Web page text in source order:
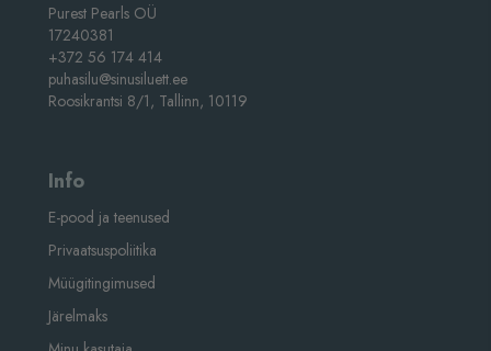
Purest Pearls OÜ
17240381
+372 56 174 414
puhasilu@sinusiluett.ee
Roosikrantsi 8/1, Tallinn, 10119
Info
E-pood ja teenused
Privaatsuspoliitika
Müügitingimused
Järelmaks